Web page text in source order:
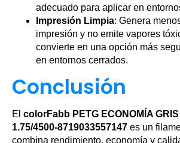
adecuado para aplicar en
Impresión Limpia: Genera
impresión y no emite vapores
convierte en una opción más
en entornos cerrados.
Conclusión
El colorFabb PETG ECONOMÍA
1.75/4500-8719033557147 es un
combina rendimiento, economía y